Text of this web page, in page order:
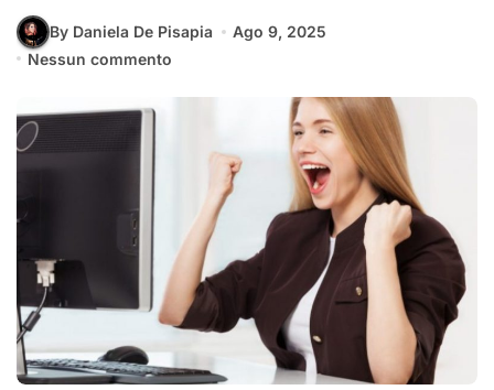
By Daniela De Pisapia
Ago 9, 2025
Nessun commento